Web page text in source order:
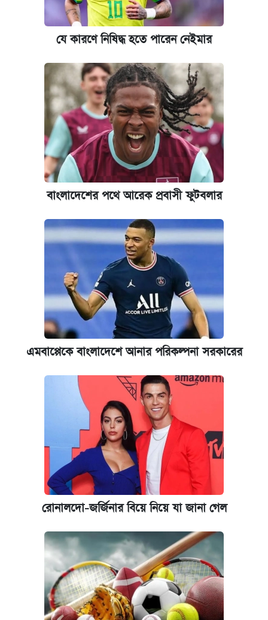
আজকের বাজারে স্বর্ণের দাম (৪ আগস্ট)
নবম জাতীয় পে-স্কেল নিয়ে সর্বশেষ যা জানা গেল
কবে হবে মেডিকেল ভর্তি পরীক্ষা, জানা গেল যা
পাঁচ দপ্তরে নতুন সচিব নিয়োগ দিল সরকার
আজকের বাজারে স্বর্ণ-রুপার দাম (৫ আগস্ট)
ঢাবি আইবিএর এক্সিকিউটিভ এমবিএতে ভর্তি শুরু,
প্রতিষ্ঠান প্রধানদের ভাইভা শুরুর নির্দেশ শিক্ষামন্ত্রীর
যে কারণে নিষিদ্ধ হতে পারেন নেইমার
বাংলাদেশের পথে আরেক প্রবাসী ফুটবলার
এমবাপ্পেকে বাংলাদেশে আনার পরিকল্পনা সরকারের
রোনালদো-জর্জিনার বিয়ে নিয়ে যা জানা গেল